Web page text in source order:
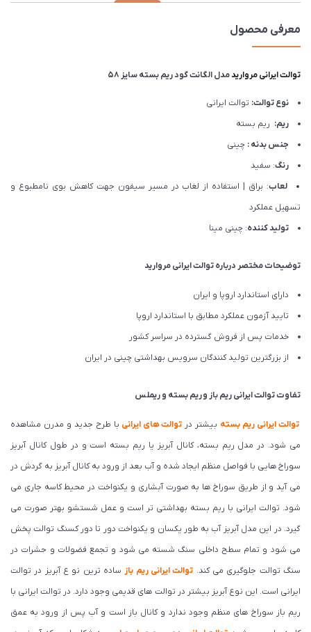
معرفی محصول
توالت ایرانی مرواریدمدل الگانت گود ریم بسته سایز 58
نوع توالت: توالت ایرانی
ریم: ریم بسته
جنس بدنه : چینی
رنگ: سفید
لعاب: براق | استفاده از لغاب در مسیر سیفون جهت کاهش بوی نامطبوع و
تسهیل عملکرد
تولید کننده: چینی مینا
توضیحات مختصر درباره توالت ایرانی مروارید
دارای استاندارد اروپا و ایران
تایید آزمون عملکرد مطابق با استاندارد اروپا
خدمات پس از فروش گسترده در سراسر کشور
از بزرگترین تولید کنندگان سرویس بهداشتی چینی در ایران
تفاوت توالت ایرانیریم باز وریم بسته وریملس
توالت ایرانی ریم بسته بیشتر در توالت‌‍‌ های ایرانی با طرح جدید و مدرن مشاهده
می شود. در مدل ریم بسته، کانال آبریز یا ریم بسته است و در طول کانال آبریز
سوراخ هایی با فواصل منظم ایجاد شده و آب بعد از ورود به کانال آبریز به گردش در
می آید و از طریق سوراخ ها به صورت آبشاری و یکنواخت در محیط کاسه جاری می
شود. توالت ایرانی با ریم بسته بهداشتی تر است و عمل شستشو بهتر صورت می
گیرد. در این مدل آبریز آب به طور یکسان و یکنواخت دور تا دور کسنگ توالت پخش
می شود و تمام سطح داخلی سنگ شسته می شود و تجمع فضولات و حشرات در
سنگ توالت جلوگیری می کند. توالت ایرانی ریم باز ساده ترین نو ع آبریز در توالت
ایرانی است. این نوع آبریز بیشتر در توالت های قدیمی وجود دارد. در توالت ایرانی با
ریم باز سوراخ‌ های منظم وجود ندارد و کانال باز است و آب پس از ورود به عمق